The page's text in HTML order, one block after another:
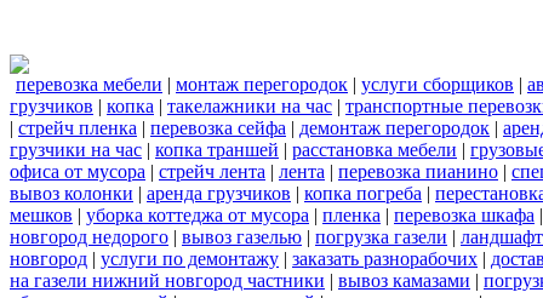
перевозка мебели | монтаж перегородок | услуги сборщиков |
грузчиков | копка | такелажники на час | транспортные
| стрейч пленка | перевозка сейфа | демонтаж перегородок |
грузчики на час | копка траншей | расстановка мебели |
офиса от мусора | стрейч лента | лента | перевозка пианино |
вывоз колонки | аренда грузчиков | копка погреба |
мешков | уборка коттеджа от мусора | пленка | перевозка шкафа
новгород недорого | вывоз газелью | погрузка газели |
новгород | услуги по демонтажу | заказать разнорабочих |
на газели нижний новгород частники | вывоз камазами |